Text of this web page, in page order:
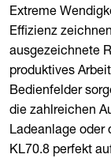
Extreme
Effizienz
ausgezeichnete
produktives
Bedienfelder
die zahlreichen
Ladeanlage oder
KL70.8 perfekt